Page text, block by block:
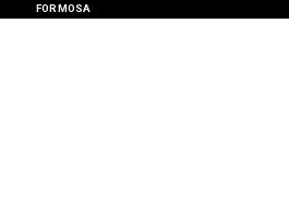
FORMOSA